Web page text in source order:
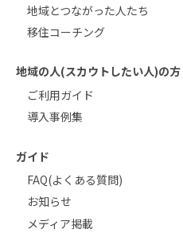
地域とつながった人たち
移住コーチング
地域の人(スカウトしたい人)の方
ご利用ガイド
導入事例集
ガイド
FAQ(よくある質問)
お知らせ
メディア掲載